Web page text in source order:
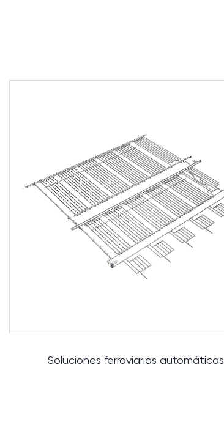
Soluciones ferroviarias automáticas